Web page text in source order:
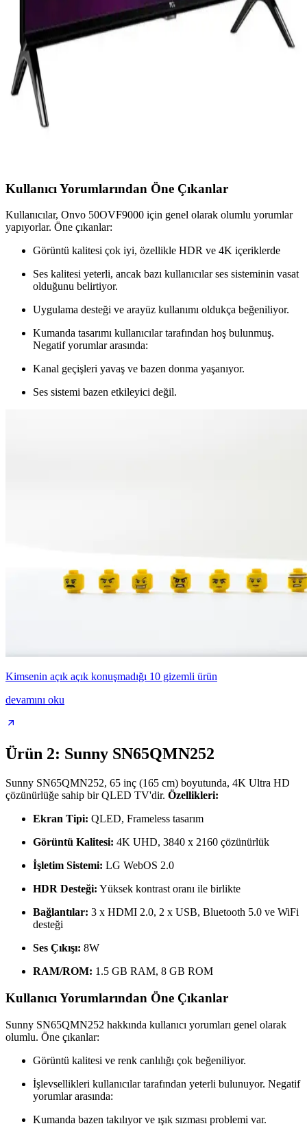
İki popüler Samsung QLED televizyon modeli olan 55LS03D ve
65Q60D'nin özelliklerini ve kullanıcı yorumlarını karşılaştırıyoruz.
Bu rehberle doğru modeli seçebilirsiniz.
TCL Akıllı Televizyonlar: Modern Eğlence
Dünyasında Yüksek Kalite ve Kullanıcı Dostu
Özellikler
TCL akıllı TV'ler 4K, QLED teknolojisi ve geniş uygulama
Kullanıcı Yorumlarından Öne Çıkanlar
Kullanıcılar, Onvo 50OVF9000 için genel olarak olumlu yorumlar
yapıyorlar. Öne çıkanlar:
Görüntü kalitesi çok iyi, özellikle HDR ve 4K içeriklerde
Ses kalitesi yeterli, ancak bazı kullanıcılar ses sisteminin vasat
olduğunu belirtiyor.
Uygulama desteği ve arayüz kullanımı oldukça beğeniliyor.
Kumanda tasarımı kullanıcılar tarafından hoş bulunmuş.
Negatif yorumlar arasında:
Kanal geçişleri yavaş ve bazen donma yaşanıyor.
Ses sistemi bazen etkileyici değil.
Kimsenin açık açık konuşmadığı 10 gizemli ürün
devamını oku
Ürün 2: Sunny SN65QMN252
Sunny SN65QMN252, 65 inç (165 cm) boyutunda, 4K Ultra HD
çözünürlüğe sahip bir QLED TV'dir. Özellikleri:
Ekran Tipi: QLED, Frameless tasarım
Görüntü Kalitesi: 4K UHD, 3840 x 2160 çözünürlük
İşletim Sistemi: LG WebOS 2.0
HDR Desteği: Yüksek kontrast oranı ile birlikte
Bağlantılar: 3 x HDMI 2.0, 2 x USB, Bluetooth 5.0 ve WiFi
desteği
Ses Çıkışı: 8W
RAM/ROM: 1.5 GB RAM, 8 GB ROM
Kullanıcı Yorumlarından Öne Çıkanlar
Sunny SN65QMN252 hakkında kullanıcı yorumları genel olarak
olumlu. Öne çıkanlar:
Görüntü kalitesi ve renk canlılığı çok beğeniliyor.
İşlevsellikleri kullanıcılar tarafından yeterli bulunuyor. Negatif
yorumlar arasında:
Kumanda bazen takılıyor ve ışık sızması problemi var.